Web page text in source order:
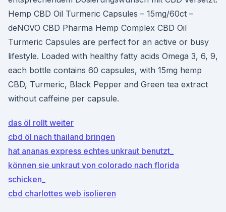
Hemp CBD Oil Turmeric Capsules – 15mg/60ct –
deNOVO CBD Pharma Hemp Complex CBD Oil
Turmeric Capsules are perfect for an active or busy
lifestyle. Loaded with healthy fatty acids Omega 3, 6, 9,
each bottle contains 60 capsules, with 15mg hemp
CBD, Turmeric, Black Pepper and Green tea extract
without caffeine per capsule.
das öl rollt weiter
cbd öl nach thailand bringen
hat ananas express echtes unkraut benutzt_
können sie unkraut von colorado nach florida
schicken_
cbd charlottes web isolieren